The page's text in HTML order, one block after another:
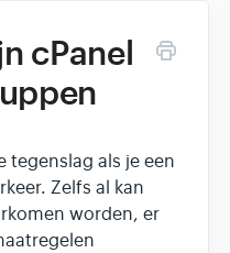
cPanel
tegenslag als je een
Zelfs al kan
worden, er